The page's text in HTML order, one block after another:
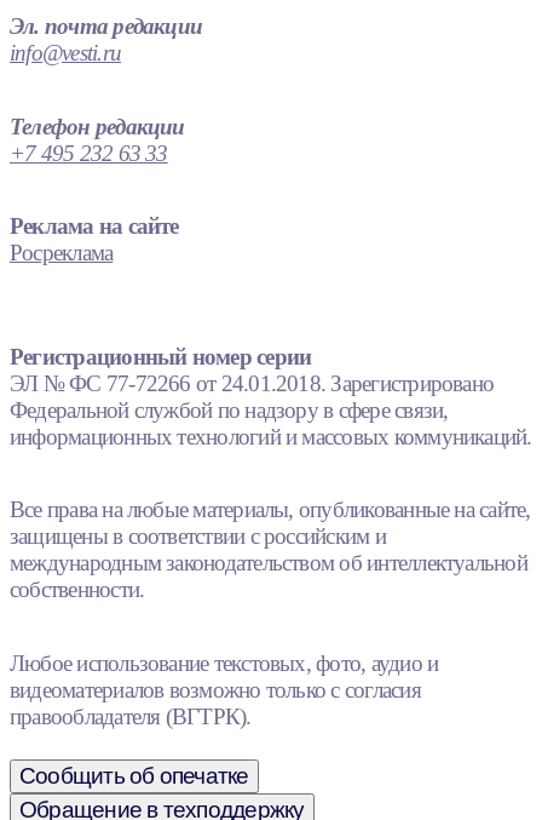
Эл. почта редакции
info@vesti.ru
Телефон редакции
+7 495 232 63 33
Реклама на сайте
Росреклама
Регистрационный номер серии
ЭЛ № ФС 77-72266 от 24.01.2018. Зарегистрировано
Федеральной службой по надзору в сфере связи,
информационных технологий и массовых коммуникаций.
Все права на любые материалы, опубликованные на сайте,
защищены в соответствии с российским и
международным законодательством об интеллектуальной
собственности.
Любое использование текстовых, фото, аудио и
видеоматериалов возможно только с согласия
правообладателя (ВГТРК).
Сообщить об опечатке
Обращение в техподдержку